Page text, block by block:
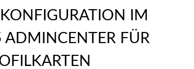
IM
ADMINCENTER FÜR